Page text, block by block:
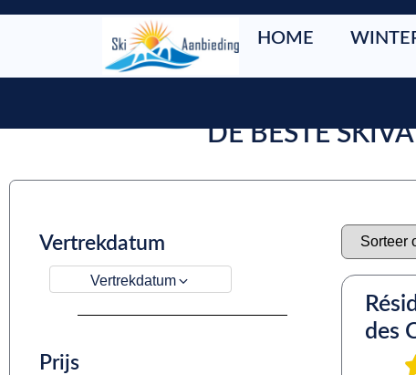
HOME
DE BESTE
Vertrekdatum
Vertrekdatum
Prijs
des